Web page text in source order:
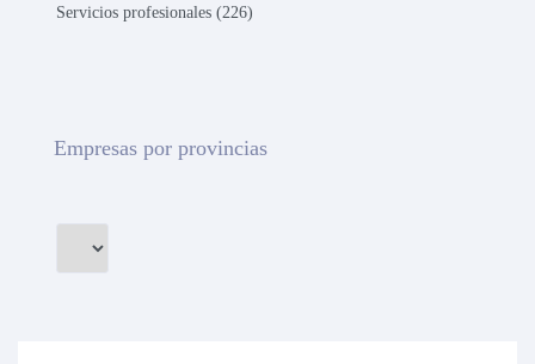
Servicios profesionales (226)
Empresas por provincias